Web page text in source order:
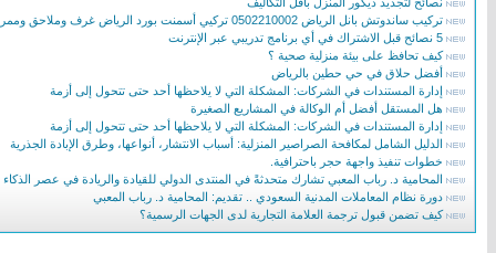
تركيب ساندوتش بانل الرياض 0502210002 تركيي أسمنت بورد الرياض غرف وملاحق وممرات ساندوتش بانل
5 نصائح قبل الاشتراك في أي برنامج تدريبي عبر الإنترنت
كيف تحافظ على بيئة منزلية صحية ؟
أفضل حلاق في حي حطين بالرياض
إدارة المستندات في الشركات: المشكلة التي لا يلاحظها أحد حتى تتحول إلى أزمة
هل المستقل أفضل أم الوكالة في المشاريع الصغيرة
إدارة المستندات في الشركات: المشكلة التي لا يلاحظها أحد حتى تتحول إلى أزمة
الدليل الشامل لمكافحة الصراصير المنزلية: أسباب الانتشار، أنواعها، وطرق الإبادة الجذرية
خطوات تنفيذ واجهة حجر باحترافية.
المحامية د. رباب المعبي تشارك متحدثةً في المنتدى الدولي للقيادة والريادة في عصر
دورة نظام المعاملات المدنية السعودي .. تقديم: المحامية د. رباب المعبي
كيف تضمن قبول ترجمة العلامة التجارية لدى الجهات الرسمية؟